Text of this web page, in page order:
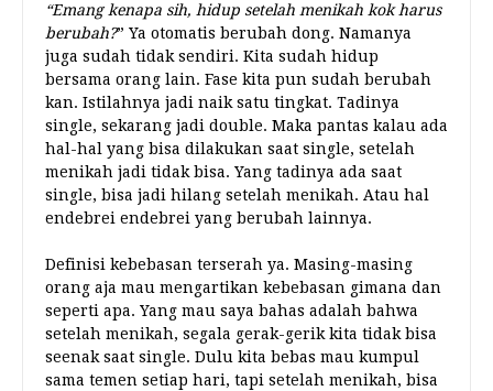
“Emang kenapa sih, hidup setelah menikah kok harus
berubah?” Ya otomatis berubah dong. Namanya
juga sudah tidak sendiri. Kita sudah hidup
bersama orang lain. Fase kita pun sudah berubah
kan. Istilahnya jadi naik satu tingkat. Tadinya
single, sekarang jadi double. Maka pantas kalau ada
hal-hal yang bisa dilakukan saat single, setelah
menikah jadi tidak bisa. Yang tadinya ada saat
single, bisa jadi hilang setelah menikah. Atau hal
endebrei endebrei yang berubah lainnya.
Definisi kebebasan terserah ya. Masing-masing
orang aja mau mengartikan kebebasan gimana dan
seperti apa. Yang mau saya bahas adalah bahwa
setelah menikah, segala gerak-gerik kita tidak bisa
seenak saat single. Dulu kita bebas mau kumpul
sama temen setiap hari, tapi setelah menikah, bisa